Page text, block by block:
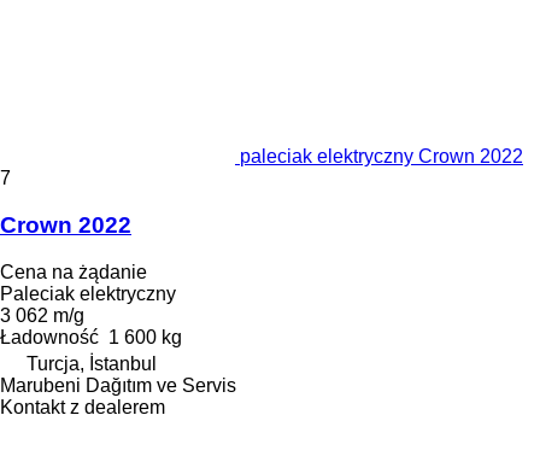
paleciak elektryczny Crown 2022
7
Crown 2022
Cena na żądanie
Paleciak elektryczny
3 062 m/g
Ładowność 1 600 kg
Turcja, İstanbul
Marubeni Dağıtım ve Servis
Kontakt z dealerem